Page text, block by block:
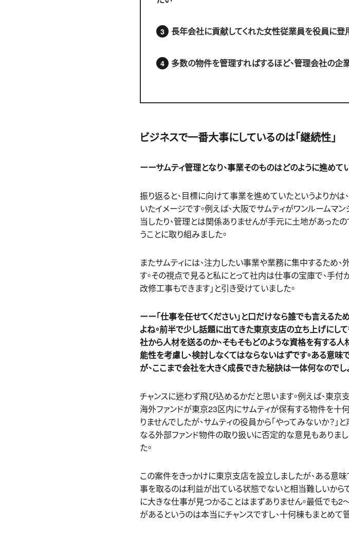
長年会社に貢献してくれた女性従業員を役員に登
多数の物件を管理すればするほど、管理会社の企
ビジネスで一番大事にしているのは「継続性」
ーーサムティ管理となり、事業そのものはどのように進めて
振り返ると、目標に向けて事業を進めていたというよりか
いたイメージです。例えば、大阪でサムティがワンルーム
当したり、管理とは関係ありませんが手元に土地があった
うことに取り組みました。
またサムティには、注力したい事業や業務に集中するため
す。その視点で見ると私にとって社内は仕事の宝庫で、手付
改修工事もできます」と引き受けていました。
ーー「仕事を任せてください」と口だけなら誰でも言える
よね。前半で少し話題に出てきた東京支店の立ち上げにし
社から人材を送るのか、そもそもどのような資格を有する
能性を考慮し、検討しなくてはならないはずです。ある意
が、ここまで会社を大きく成長できた秘訣は一体何なのでし
チャンスに迷わず飛び込めるかだと思います。例えば、東京
海外ファンドが東京23区内にサムティが保有する物件を十
りませんでしたが、サムティの役員から「やってみないか？
なる外部ファンド物件の取り扱いに否定的な意見もありまし
た。
この案件をきっかけに東京支店を設立しましたが、ある意
事を取るのは利益が出ている状態でないと相当難しいから
に大きな仕事が見つかることはまずありません。最低でも
があるというのは本当にチャンスですし、十何棟もまとめて